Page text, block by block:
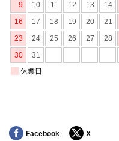
Facebook X